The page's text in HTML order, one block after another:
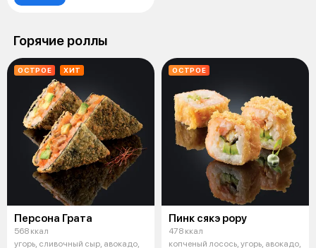
Горячие роллы
ОСТРОЕ ХИТ
Персона Грата
568 ккал
угорь, сливочный сыр, авокадо,
ОСТРОЕ
Пинк сякэ рору
478 ккал
копченый лосось, угорь, авокадо,